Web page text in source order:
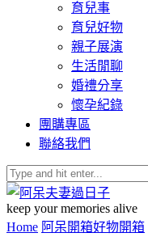
育兒事
育兒好物
親子展演
生活閒聊
婚禮分享
懷孕紀錄
團購專區
聯絡我們
keep your memories alive
Home 阿呆開箱好物開箱